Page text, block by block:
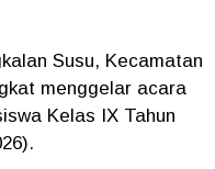
Susu, Kecamatan
menggelar acara
Kelas IX Tahun